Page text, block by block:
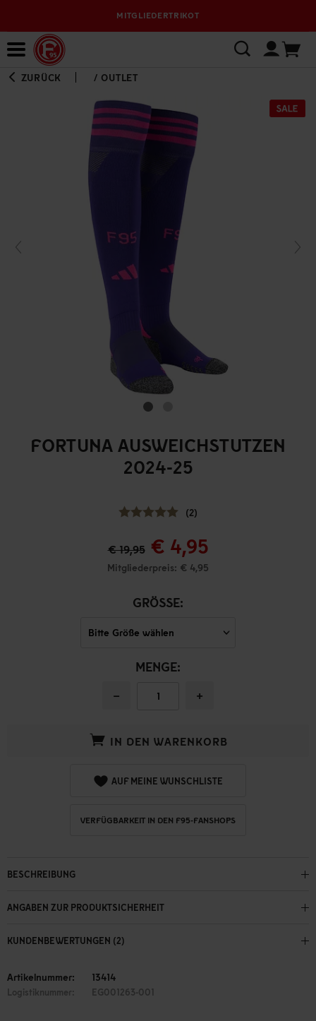
MITGLIEDERTRIKOT
ZURÜCK / OUTLET
FORTUNA AUSWEICHSTUTZEN
2024-25
(2)
€ 19,95 € 4,95
Mitgliederpreis: € 4,95
GRÖSSE:
MENGE:
− +
IN DEN WARENKORB
AUF MEINE WUNSCHLISTE
VERFÜGBARKEIT IN DEN F95-FANSHOPS
BESCHREIBUNG
ANGABEN ZUR PRODUKTSICHERHEIT
KUNDENBEWERTUNGEN (2)
Artikelnummer: 13414
Logistiknummer: EG001263-001